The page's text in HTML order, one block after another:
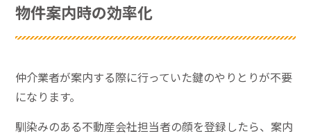
物件案内時の効率化
仲介業者が案内する際に行っていた鍵のやりとりが不要
になります。
馴染みのある不動産会社担当者の顔を登録したら、案内